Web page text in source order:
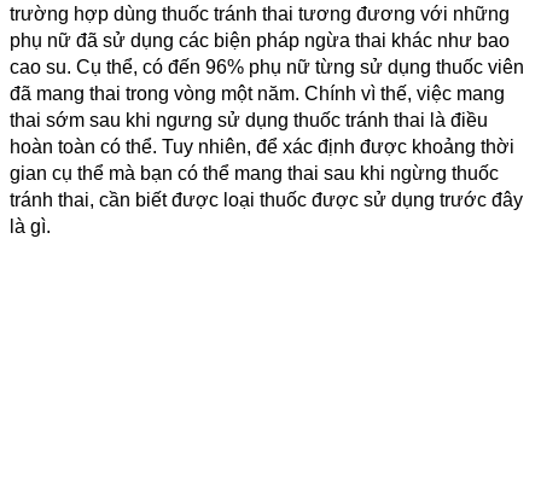
trường hợp dùng thuốc tránh thai tương đương với những
phụ nữ đã sử dụng các biện pháp ngừa thai khác như bao
cao su. Cụ thể, có đến 96% phụ nữ từng sử dụng thuốc viên
đã mang thai trong vòng một năm. Chính vì thế, việc mang
thai sớm sau khi ngưng sử dụng thuốc tránh thai là điều
hoàn toàn có thể. Tuy nhiên, để xác định được khoảng thời
gian cụ thể mà bạn có thể mang thai sau khi ngừng thuốc
tránh thai, cần biết được loại thuốc được sử dụng trước đây
là gì.